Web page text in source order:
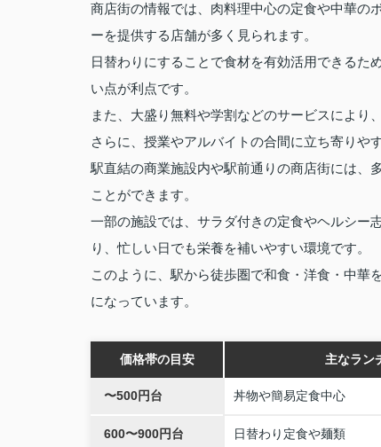
商店街の情報では、肉料理中心の定食や中華の
ーを提供する店舗が多く見られます。
日替わりにすることで食材を有効活用できるた
い点が利点です。
また、大盛り無料や学割などのサービスによ
さらに、授業やアルバイトの合間に立ち寄りや
駅直結の商業施設内や駅前通りの商店街には、
ことができます。
一部の施設では、サラダ付きの定食やヘルシー
り、忙しい日でも栄養を補いやすい環境です。
このように、駅から徒歩圏で和食・洋食・中華
になっています。
価格帯の目安 主なラン
〜500円台 丼物や簡易定食中心
600〜900円台 日替わり定食や麺類